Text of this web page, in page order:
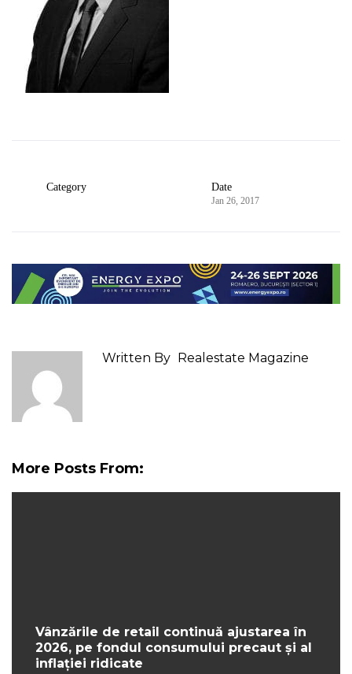
Category Date
Jan 26, 2017
Written By Realestate Magazine
More Posts From:
Vânzările de retail continuă ajustarea în
2026, pe fondul consumului precaut și al
inflației ridicate